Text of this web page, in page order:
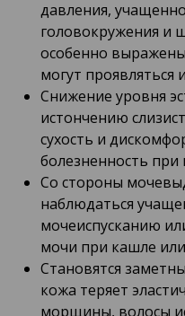
давления,
головокружения и
особенно
могут проявляться
Снижение уровня
истончению
сухость и
болезненность при
Со стороны
наблюдаться
мочеиспусканию
мочи при кашле
Становятся
кожа теряет
морщины, волосы